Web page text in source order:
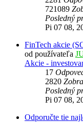
721089
Posledný
Pi 07 08,
FinTech akcie
od používateľa
Akcie -
17
2820
Posledný
Pi 07 08,
Odporučte tie